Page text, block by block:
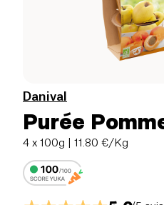
Danival
Purée
4 x 100g | 11.80 €/Kg